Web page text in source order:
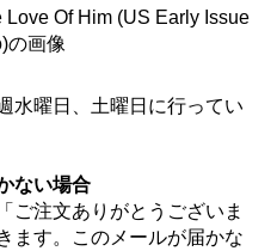
水曜日、土曜日に行ってい
ない場合
ご注文ありがとうございま
ます。このメールが届かな